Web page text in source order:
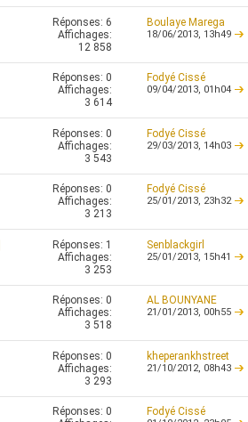
Réponses: 6
Affichages:
12 858
Boulaye Marega
18/06/2013, 13h49
Réponses: 0
Affichages:
3 614
Fodyé Cissé
09/04/2013, 01h04
Réponses: 0
Affichages:
3 543
Fodyé Cissé
29/03/2013, 14h03
Réponses: 0
Affichages:
3 213
Fodyé Cissé
25/01/2013, 23h32
Réponses: 1
Affichages:
3 253
Senblackgirl
25/01/2013, 15h41
Réponses: 0
Affichages:
3 518
AL BOUNYANE
21/01/2013, 00h55
Réponses: 0
Affichages:
3 293
kheperankhstreet
21/10/2012, 08h43
Réponses: 0
Fodyé Cissé